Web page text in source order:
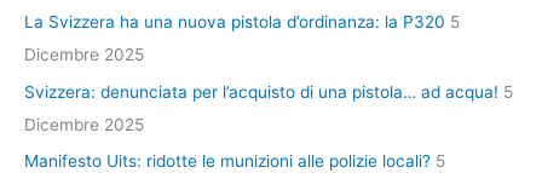
La Svizzera ha una nuova pistola d’ordinanza: la P320 5
Dicembre 2025
Svizzera: denunciata per l’acquisto di una pistola… ad acqua! 5
Dicembre 2025
Manifesto Uits: ridotte le munizioni alle polizie locali? 5